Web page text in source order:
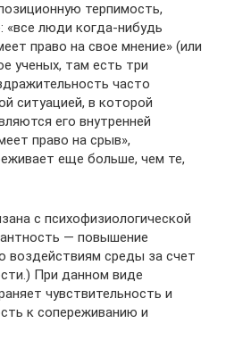
терпимость,
«все люди когда-нибудь
право на свое мнение» (или
ученых, там есть три
часто
ситуацией, в которой
его внутренней
право на срыв»,
еще больше, чем те,
с психофизиологической
— повышение
воздействиям среды за счет
При данном виде
чувствительность и
к сопереживанию и